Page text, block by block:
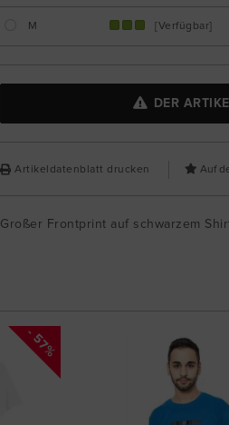
M [Verfügbar]
DER
Artikeldatenblatt drucken
Großer Frontprint auf schwarzem
- 57%